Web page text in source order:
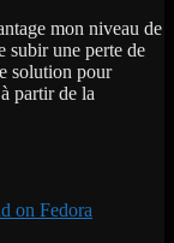
mon niveau de
subir une perte de
solution pour
partir de la
on Fedora